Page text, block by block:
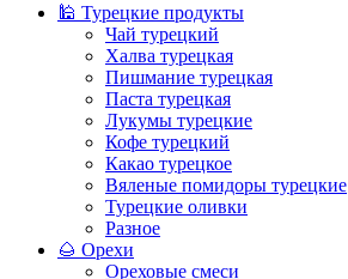
🕌 Турецкие продукты
Чай турецкий
Халва турецкая
Пишмание турецкая
Паста турецкая
Лукумы турецкие
Кофе турецкий
Какао турецкое
Вяленые помидоры турецкие
Турецкие оливки
Разное
🌰 Орехи
Ореховые смеси